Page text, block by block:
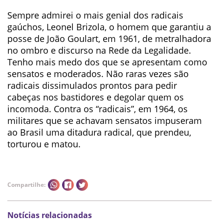
Sempre admirei o mais genial dos radicais
gaúchos, Leonel Brizola, o homem que garantiu a
posse de João Goulart, em 1961, de metralhadora
no ombro e discurso na Rede da Legalidade.
Tenho mais medo dos que se apresentam como
sensatos e moderados. Não raras vezes são
radicais dissimulados prontos para pedir
cabeças nos bastidores e degolar quem os
incomoda. Contra os “radicais”, em 1964, os
militares que se achavam sensatos impuseram
ao Brasil uma ditadura radical, que prendeu,
torturou e matou.
Compartilhe:
Notícias relacionadas